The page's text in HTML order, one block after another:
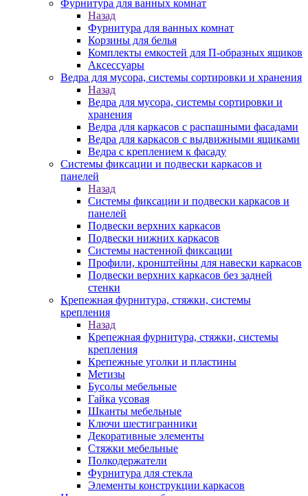
Фурнитура для ванных комнат
Назад
Фурнитура для ванных комнат
Корзины для белья
Комплекты емкостей для П-образных ящиков
Аксессуары
Ведра для мусора, системы сортировки и хранения
Назад
Ведра для мусора, системы сортировки и
хранения
Ведра для каркасов с распашными фасадами
Ведра для каркасов с выдвижными ящиками
Ведра с креплением к фасаду
Системы фиксации и подвески каркасов и
панелей
Назад
Системы фиксации и подвески каркасов и
панелей
Подвески верхних каркасов
Подвески нижних каркасов
Системы настенной фиксации
Профили, кронштейны для навески каркасов
Подвески верхних каркасов без задней
стенки
Крепежная фурнитура, стяжки, системы
крепления
Назад
Крепежная фурнитура, стяжки, системы
крепления
Крепежные уголки и пластины
Метизы
Бусолы мебельные
Гайка усовая
Шканты мебельные
Ключи шестигранники
Декоративные элементы
Стяжки мебельные
Полкодержатели
Фурнитура для стекла
Элементы конструкции каркасов